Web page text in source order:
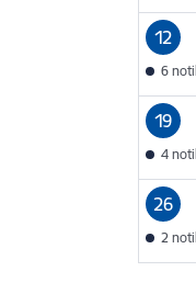
12
6
19
4
26
2